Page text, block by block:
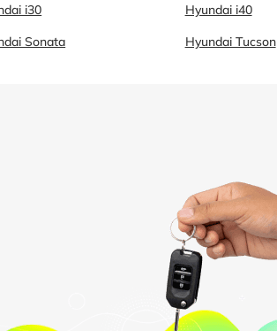
i30
Hyundai i40
Sonata Hyundai Tucson